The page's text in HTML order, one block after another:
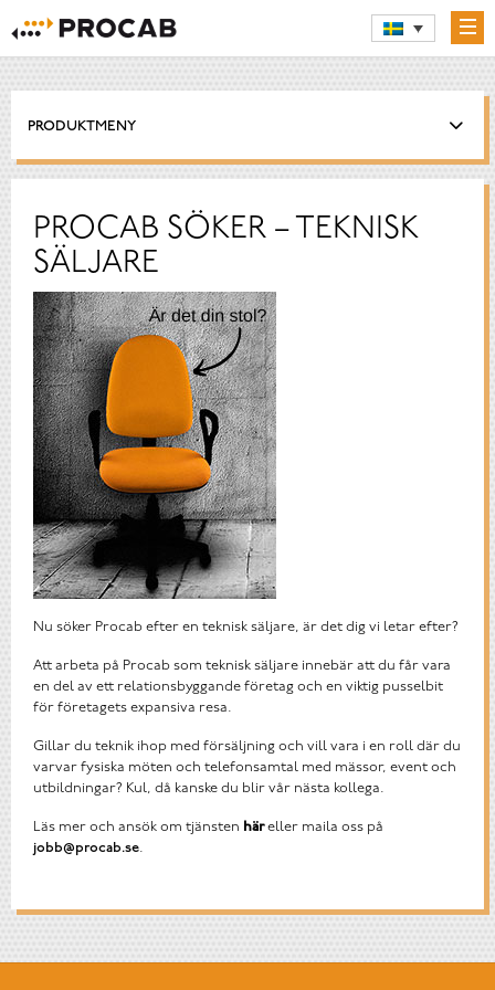
PRODUKTMENY
PROCAB SÖKER – TEKNISK
SÄLJARE
Nu söker Procab efter en teknisk säljare, är det dig vi letar efter?
Att arbeta på Procab som teknisk säljare innebär att du får vara
en del av ett relationsbyggande företag och en viktig pusselbit
för företagets expansiva resa.
Gillar du teknik ihop med försäljning och vill vara i en roll där du
varvar fysiska möten och telefonsamtal med mässor, event och
utbildningar? Kul, då kanske du blir vår nästa kollega.
Läs mer och ansök om tjänsten här eller maila oss på
jobb@procab.se.